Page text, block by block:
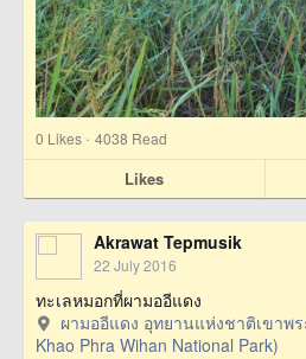
0 Likes · 4038 Read
Likes
Akrawat Tepmusik
22 July 2016
ทะเลหมอกที่ผามออีแดง
ผามออีแดง อุทยานแห่งชาติเขาพ
Khao Phra Wihan National Park)